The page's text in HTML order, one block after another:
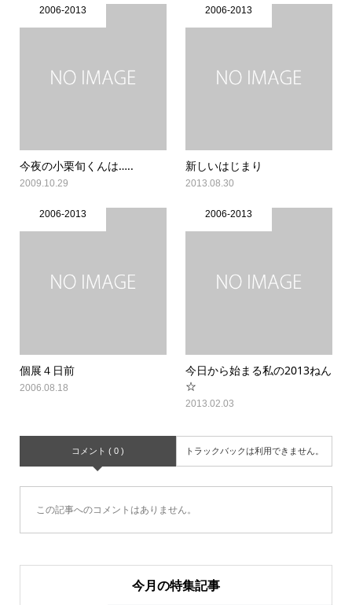
2006-2013
今夜の小栗旬くんは…..
2009.10.29
2006-2013
新しいはじまり
2013.08.30
2006-2013
個展４日前
2006.08.18
2006-2013
今日から始まる私の2013ねん
☆
2013.02.03
コメント ( 0 ) トラックバックは利用できません。
この記事へのコメントはありません。
今月の特集記事